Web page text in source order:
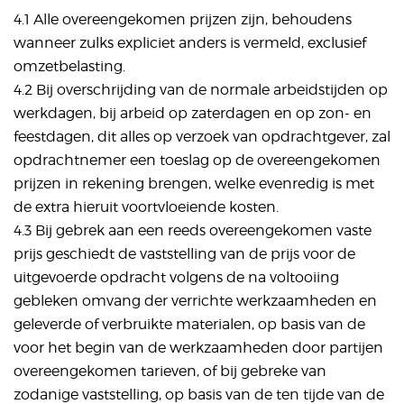
4.1 Alle overeengekomen prijzen zijn, behoudens
wanneer zulks expliciet anders is vermeld, exclusief
omzetbelasting.
4.2 Bij overschrijding van de normale arbeidstijden op
werkdagen, bij arbeid op zaterdagen en op zon- en
feestdagen, dit alles op verzoek van opdrachtgever, zal
opdrachtnemer een toeslag op de overeengekomen
prijzen in rekening brengen, welke evenredig is met
de extra hieruit voortvloeiende kosten.
4.3 Bij gebrek aan een reeds overeengekomen vaste
prijs geschiedt de vaststelling van de prijs voor de
uitgevoerde opdracht volgens de na voltooiing
gebleken omvang der verrichte werkzaamheden en
geleverde of verbruikte materialen, op basis van de
voor het begin van de werkzaamheden door partijen
overeengekomen tarieven, of bij gebreke van
zodanige vaststelling, op basis van de ten tijde van de